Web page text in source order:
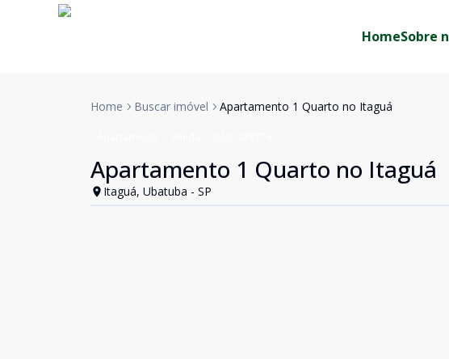
HomeSobre
Home Buscar imóvel Apartamento 1 Quarto no Itaguá
Apartamento 1 Quarto no Itaguá
Itaguá, Ubatuba - SP